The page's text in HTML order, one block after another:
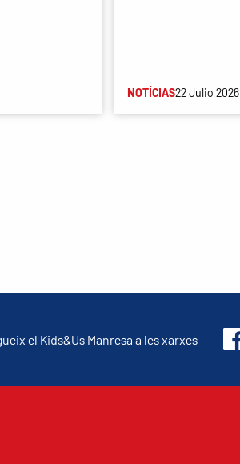
NOTÍCIAS22 Julio 2026
el Kids&Us Manresa a les xarxes